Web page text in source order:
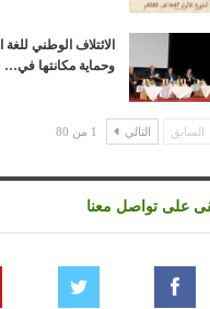
الائتلاف الوطني للغة
وحماية مكانتها في…
السابق التالي 1 من 80
على تواصل معنا